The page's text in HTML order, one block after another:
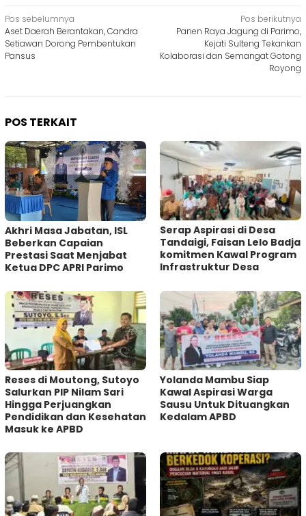
Navigasi
pos
Pos sebelumnya
Aset Daerah Berantakan, Candra
Setiawan Dorong Pembentukan
Pansus
Pos berikutnya
Panen Raya Jagung di Parimo,
Kejati Sulteng Tekankan
Kolaborasi dan Semangat Gotong
Royong
POS TERKAIT
Akhri Masa Jabatan, ISL
Beberkan Capaian
Prestasi Saat Menjabat
Ketua DPC APRI Parimo
Serap Aspirasi di Desa
Tandaigi, Faisan Lelo Badja
komitmen Kawal Program
Infrastruktur Desa
Reses di Moutong, Sutoyo
Salurkan PIP Nilam Sari
Hingga Perjuangkan
Pendidikan dan Kesehatan
Masuk ke APBD
Yolanda Mambu Siap
Kawal Aspirasi Warga
Sausu Untuk Dituangkan
Kedalam APBD